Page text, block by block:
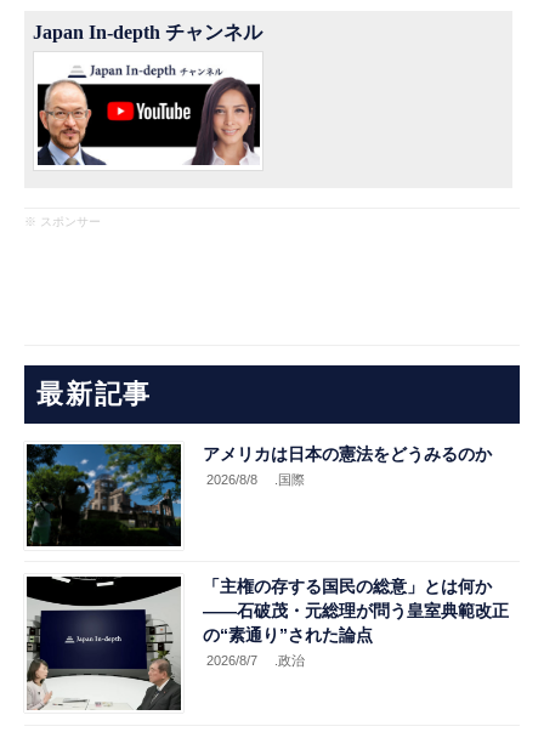
Japan In-depth チャンネル
※ スポンサー
最新記事
アメリカは日本の憲法をどうみるのか
2026/8/8 .国際
「主権の存する国民の総意」とは何か
――石破茂・元総理が問う皇室典範改正
の“素通り”された論点
2026/8/7 .政治